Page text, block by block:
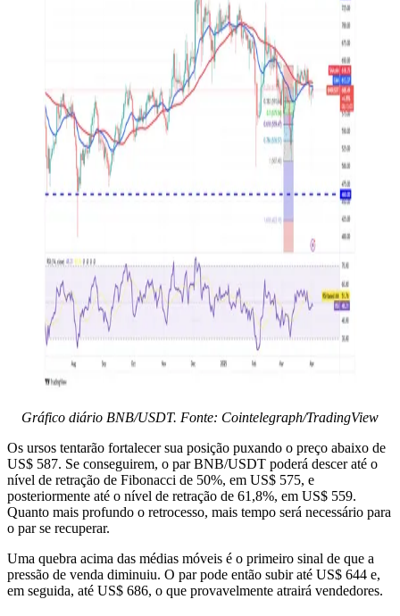
Gráfico diário BNB/USDT. Fonte: Cointelegraph/TradingView
Os ursos tentarão fortalecer sua posição puxando o preço abaixo de
US$ 587. Se conseguirem, o par BNB/USDT poderá descer até o
nível de retração de Fibonacci de 50%, em US$ 575, e
posteriormente até o nível de retração de 61,8%, em US$ 559.
Quanto mais profundo o retrocesso, mais tempo será necessário para
o par se recuperar.
Uma quebra acima das médias móveis é o primeiro sinal de que a
pressão de venda diminuiu. O par pode então subir até US$ 644 e,
em seguida, até US$ 686, o que provavelmente atrairá vendedores.